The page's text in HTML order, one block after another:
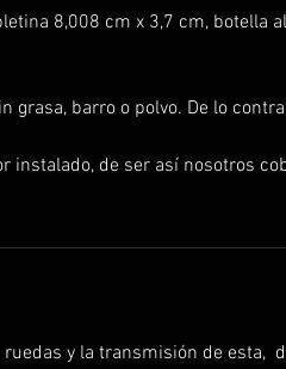
8,008 cm x 3,7 cm, botella
barro o polvo. De lo
de ser así nosotros
y la transmisión de esta,